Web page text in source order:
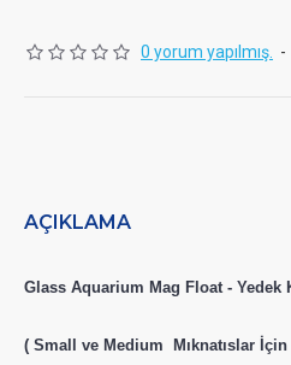
0 yorum yapılmış. -
AÇIKLAMA
Glass Aquarium Mag Float - Yedek
( Small ve Medium Mıknatıslar